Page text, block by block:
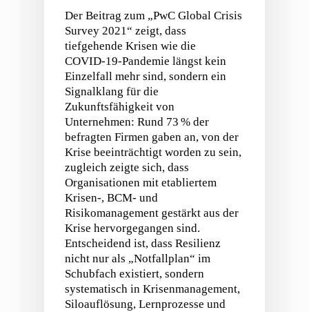
Der Beitrag zum „PwC Global Crisis
Survey 2021“ zeigt, dass
tiefgehende Krisen wie die
COVID‑19‑Pandemie längst kein
Einzelfall mehr sind, sondern ein
Signalklang für die
Zukunftsfähigkeit von
Unternehmen: Rund 73 % der
befragten Firmen gaben an, von der
Krise beeinträchtigt worden zu sein,
zugleich zeigte sich, dass
Organisationen mit etabliertem
Krisen‑, BCM‑ und
Risikomanagement gestärkt aus der
Krise hervorgegangen sind.
Entscheidend ist, dass Resilienz
nicht nur als „Notfallplan“ im
Schubfach existiert, sondern
systematisch in Krisenmanagement,
Siloauflösung, Lernprozesse und